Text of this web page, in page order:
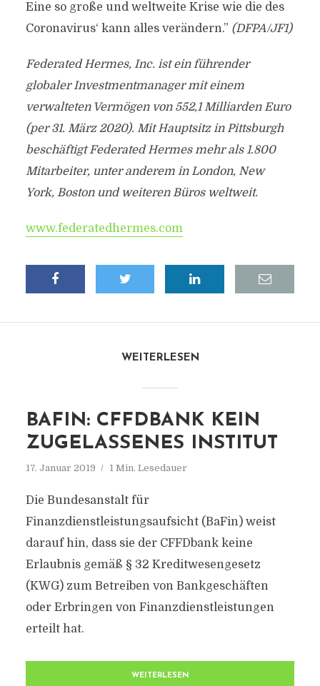
Eine so große und weltweite Krise wie die des
Coronavirus‘ kann alles verändern.” (DFPA/JF1)
Federated Hermes, Inc. ist ein führender
globaler Investmentmanager mit einem
verwalteten Vermögen von 552,1 Milliarden Euro
(per 31. März 2020). Mit Hauptsitz in Pittsburgh
beschäftigt Federated Hermes mehr als 1.800
Mitarbeiter, unter anderem in London, New
York, Boston und weiteren Büros weltweit.
www.federatedhermes.com
WEITERLESEN
BAFIN: CFFDBANK KEIN
ZUGELASSENES INSTITUT
17. Januar 2019 1 Min. Lesedauer
Die Bundesanstalt für
Finanzdienstleistungsaufsicht (BaFin) weist
darauf hin, dass sie der CFFDbank keine
Erlaubnis gemäß § 32 Kreditwesengesetz
(KWG) zum Betreiben von Bankgeschäften
oder Erbringen von Finanzdienstleistungen
erteilt hat.
WEITERLESEN